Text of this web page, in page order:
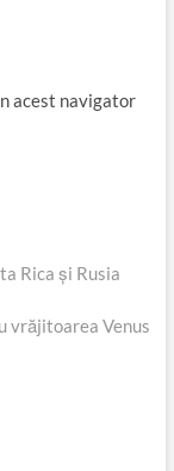
acest navigator
Rica și Rusia
vrăjitoarea Venus